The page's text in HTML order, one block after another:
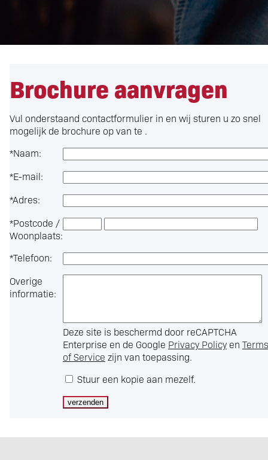
Brochure aanvragen
Vul onderstaand contactformulier in en wij sturen u zo snel
mogelijk de brochure op van te .
*Naam:
*E-mail:
*Adres:
*Postcode /
Woonplaats:
*Telefoon:
Overige
informatie:
Deze site is beschermd door reCAPTCHA
Enterprise en de Google Privacy Policy en Terms
of Service zijn van toepassing.
Stuur een kopie aan mezelf.